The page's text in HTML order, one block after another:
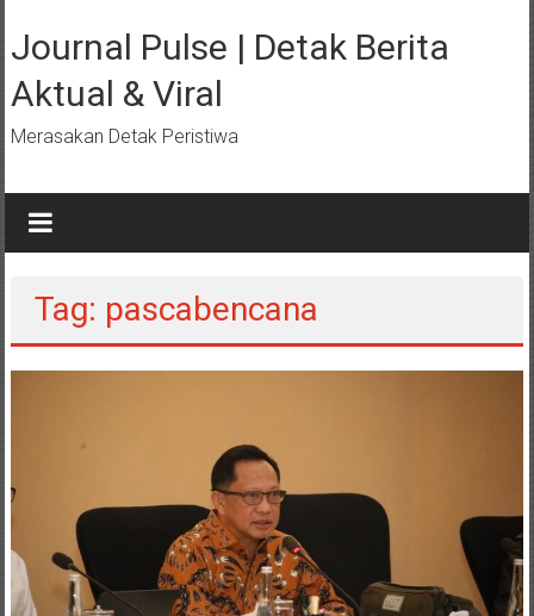
konten
Journal Pulse | Detak Berita
Aktual & Viral
Merasakan Detak Peristiwa
Tag: pascabencana